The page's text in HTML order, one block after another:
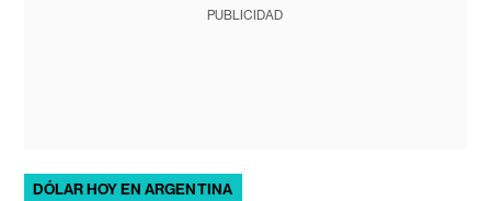
PUBLICIDAD
DÓLAR HOY EN ARGENTINA